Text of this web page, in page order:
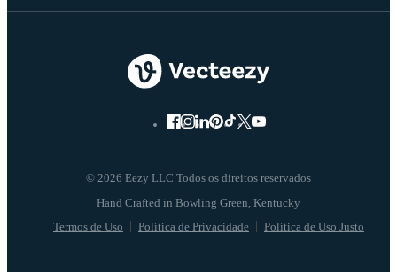
© 2026 Eezy LLC Todos os direitos reservados
Termos de Uso Política de Privacidade Política de Uso Justo